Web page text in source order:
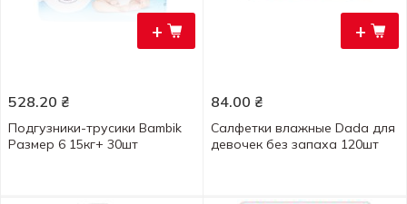
+
528.20 ₴
Подгузники-трусики Bambik
Размер 6 15кг+ 30шт
+
84.00 ₴
Салфетки влажные Dada для
девочек без запаха 120шт